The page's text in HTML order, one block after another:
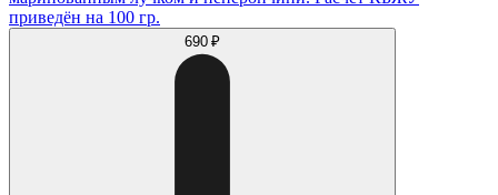
приведён на 100 гр.
690 ₽